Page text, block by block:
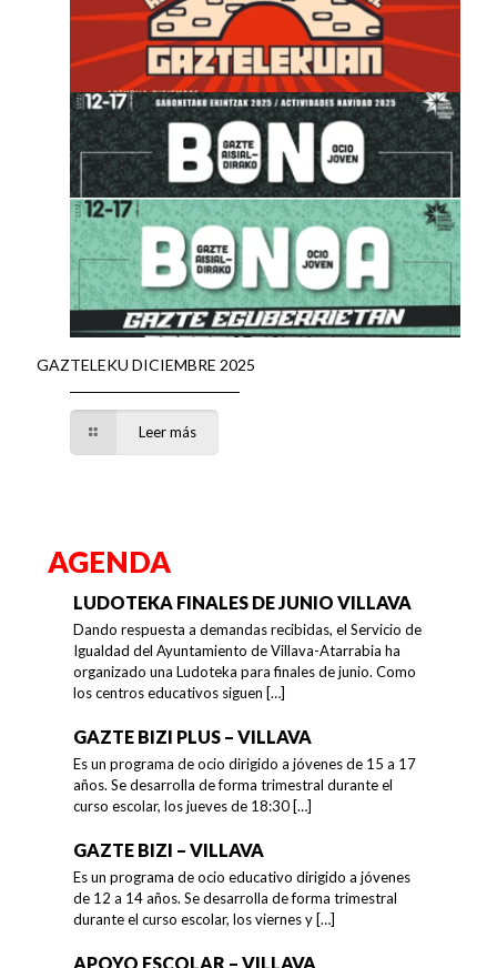
GAZTELEKU DICIEMBRE 2025
Leer más
AGENDA
LUDOTEKA FINALES DE JUNIO VILLAVA
Dando respuesta a demandas recibidas, el Servicio de
Igualdad del Ayuntamiento de Villava-Atarrabia ha
organizado una Ludoteka para finales de junio. Como
los centros educativos siguen […]
GAZTE BIZI PLUS – VILLAVA
Es un programa de ocio dirigido a jóvenes de 15 a 17
años. Se desarrolla de forma trimestral durante el
curso escolar, los jueves de 18:30 […]
GAZTE BIZI – VILLAVA
Es un programa de ocio educativo dirigido a jóvenes
de 12 a 14 años. Se desarrolla de forma trimestral
durante el curso escolar, los viernes y […]
APOYO ESCOLAR – VILLAVA